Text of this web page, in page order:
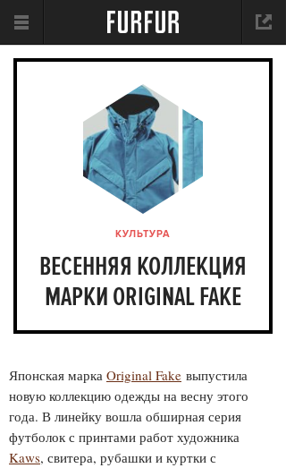
КУЛЬТУРА
ВЕСЕННЯЯ КОЛЛЕКЦИЯ
МАРКИ ORIGINAL FAKE
Японская марка Original Fake выпустила
новую коллекцию одежды на весну этого
года. В линейку вошла обширная серия
футболок с принтами работ художника
Kaws, свитера, рубашки и куртки с